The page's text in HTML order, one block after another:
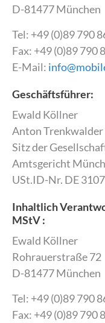
D-81477 München
Tel: +49 (0)89 790
Fax: +49 (0)89 790
E-Mail:
Geschäftsführer:
Ewald Köllner
Anton Trenkwalder
Sitz der
Amtsgericht
USt.ID-Nr. DE
Inhaltlich
MStV :
Ewald Köllner
Rohrauerstraße 72
D-81477 München
Tel: +49 (0)89 790
Fax: +49 (0)89 790